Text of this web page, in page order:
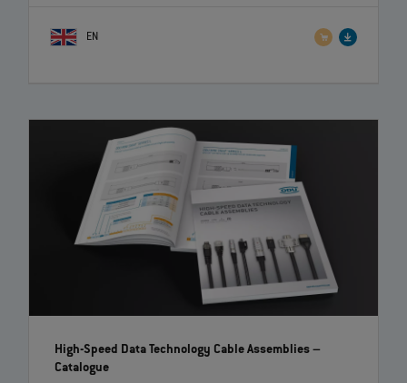
EN
High-Speed Data Technology Cable Assemblies–
Catalogue